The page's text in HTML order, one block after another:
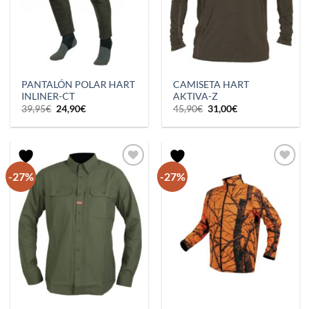
PANTALÓN POLAR HART
INLINER-CT
39,95€ El
precio
original
24,90€El
actual
CAMISETA HART
AKTIVA-Z
45,90€ El
precio
original
31,00€El
actual
-27% -27%